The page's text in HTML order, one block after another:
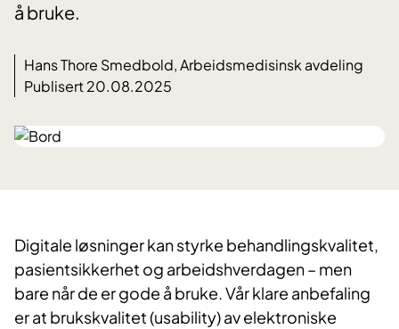
å bruke.
Hans Thore Smedbold, Arbeidsmedisinsk avdeling
Publisert 20.08.2025
Digitale løsninger kan styrke behandlingskvalitet,
pasientsikkerhet og arbeidshverdagen – men
bare når de er gode å bruke. Vår klare anbefaling
er at brukskvalitet (usability) av elektroniske